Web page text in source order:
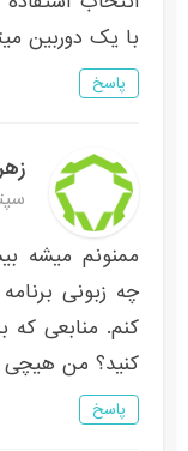
با یک دوربین
پاسخ
سپتامبر
ممنونم میشه
چه زبونی
کنم. منابعی که
کنید؟ من هیچی
پاسخ